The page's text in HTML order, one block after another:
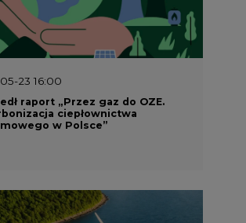
23 16:00
raport „Przez gaz do OZE.
ciepłownictwa
w Polsce”